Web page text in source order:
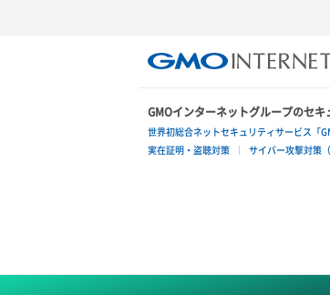
GMOインターネットグループのセ
世界初総合ネットセキュリティサービス「
実在証明・盗聴対策
サイバー攻撃対策